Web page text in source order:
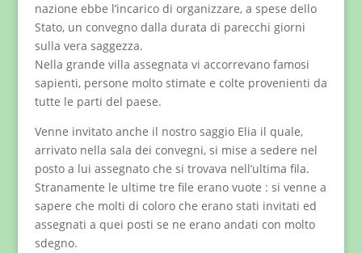
nazione ebbe l’incarico di organizzare, a spese dello
Stato, un convegno dalla durata di parecchi giorni
sulla vera saggezza.
Nella grande villa assegnata vi accorrevano famosi
sapienti, persone molto stimate e colte provenienti da
tutte le parti del paese.
Venne invitato anche il nostro saggio Elia il quale,
arrivato nella sala dei convegni, si mise a sedere nel
posto a lui assegnato che si trovava nell’ultima fila.
Stranamente le ultime tre file erano vuote : si venne a
sapere che molti di coloro che erano stati invitati ed
assegnati a quei posti se ne erano andati con molto
sdegno.